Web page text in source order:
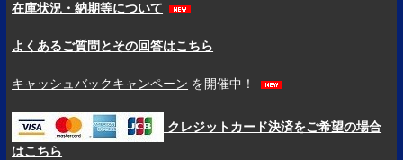
在庫状況・納期等について
よくあるご質問とその回答はこちら
キャッシュバックキャンペーン を開催中！
クレジットカード決済をご希望の場合
はこちら